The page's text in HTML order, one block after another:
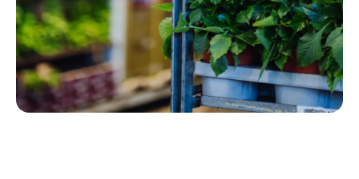
Voor wie
Aanbod
Over ons